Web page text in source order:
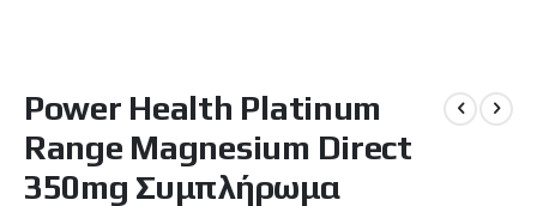
στην
της
συλλογής
εικόνων
Power Health Platinum
Range Magnesium Direct
350mg Συμπλήρωμα